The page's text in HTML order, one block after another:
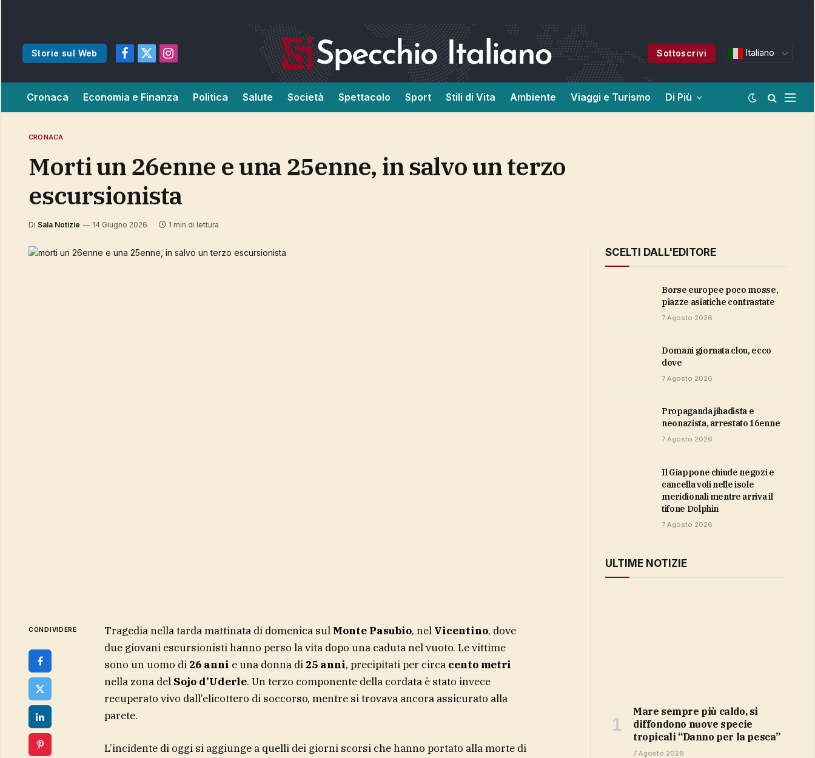
Storie sul Web
Facebook
X
Instagram
Sottoscrivi Italiano
Cronaca Economia e Finanza Politica Salute Società Spettacolo Sport Stili di Vita Ambiente Viaggi e Turismo Di Più
CRONACA
morti un 26enne e una 25enne, in salvo un terzo
escursionista
Di Sala Notizie 14 Giugno 2026 1 min di lettura
CONDIVIDERE Tragedia nella tarda mattinata di domenica sul Monte Pasubio, nel Vicentino, dove
due giovani escursionisti hanno perso la vita dopo una caduta nel vuoto. Le vittime
sono un uomo di 26 anni e una donna di 25 anni, precipitati per circa cento metri
nella zona del Sojo d’Uderle. Un terzo componente della cordata è stato invece
recuperato vivo dall’elicottero di soccorso, mentre si trovava ancora assicurato alla
parete.
L’incidente di oggi si aggiunge a quelli dei giorni scorsi che hanno portato alla morte di
SCELTI DALL'EDITORE
Borse europee poco mosse,
piazze asiatiche contrastate
7 Agosto 2026
domani giornata clou, ecco
dove
7 Agosto 2026
propaganda jihadista e
neonazista, arrestato 16enne
7 Agosto 2026
Il Giappone chiude negozi e
cancella voli nelle isole
meridionali mentre arriva il
tifone Dolphin
7 Agosto 2026
ULTIME NOTIZIE
Mare sempre più caldo, si
diffondono nuove specie
tropicali “Danno per la pesca”
7 Agosto 2026